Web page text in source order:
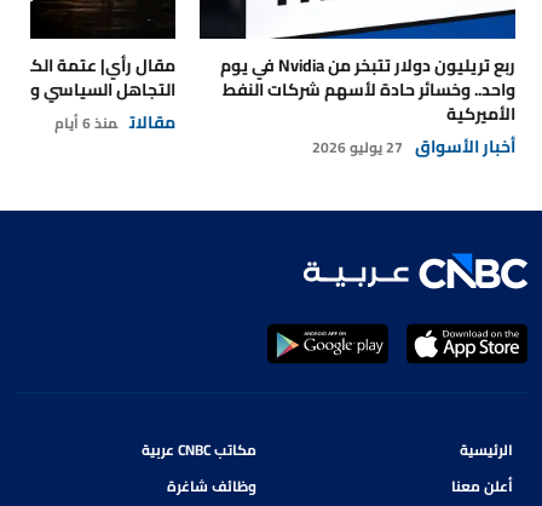
ربع تريليون دولار تتبخر من Nvidia في يوم
واحد.. وخسائر حادة لأسهم شركات النفط
الأميركية
أخبار الأسواق 27 يوليو 2026
مقال رأي| عتمة
التجاهل السياسي
مقالات منذ 6 أيام
الرئيسية
أعلن معنا
مكاتب CNBC عربية
وظائف شاغرة